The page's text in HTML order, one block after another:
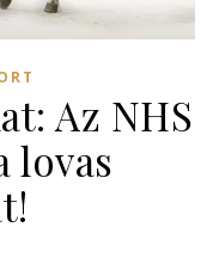
Az NHS
lovas